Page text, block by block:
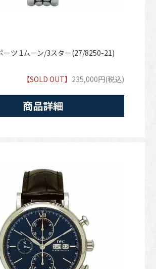
ーツ 1ムーン/3スター(27/8250-21)
【SOLD OUT】 235,000円(税込)
商品詳細